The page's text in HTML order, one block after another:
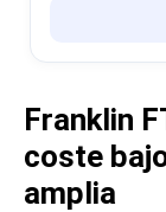
Franklin
coste
amplia